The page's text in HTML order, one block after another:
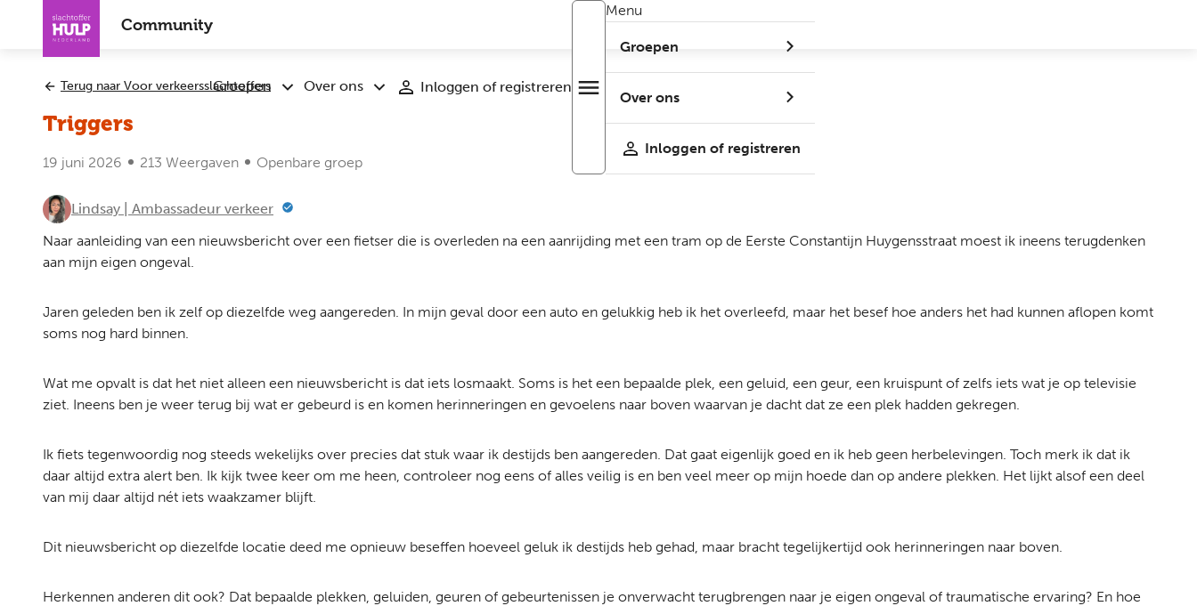
Overslaan
Community
Groepen
Submenu
Over ons
SubmenuInloggen of registreren Open
Menu
Groepen
Groepen
Over ons
Over
Inloggen of registreren
Terug naar Voor verkeersslachtoffers
Triggers
19 juni 2026 213 Weergaven Openbare groep
Lindsay | Ambassadeur verkeer
Naar aanleiding van een nieuwsbericht over een fietser die is overleden na een aanrijding met een tram op de Eerste Constantijn Huygensstraat moest ik ineens terugdenken
aan mijn eigen ongeval.
Jaren geleden ben ik zelf op diezelfde weg aangereden. In mijn geval door een auto en gelukkig heb ik het overleefd, maar het besef hoe anders het had kunnen aflopen komt
soms nog hard binnen.
Wat me opvalt is dat het niet alleen een nieuwsbericht is dat iets losmaakt. Soms is het een bepaalde plek, een geluid, een geur, een kruispunt of zelfs iets wat je op televisie
ziet. Ineens ben je weer terug bij wat er gebeurd is en komen herinneringen en gevoelens naar boven waarvan je dacht dat ze een plek hadden gekregen.
Ik fiets tegenwoordig nog steeds wekelijks over precies dat stuk waar ik destijds ben aangereden. Dat gaat eigenlijk goed en ik heb geen herbelevingen. Toch merk ik dat ik
daar altijd extra alert ben. Ik kijk twee keer om me heen, controleer nog eens of alles veilig is en ben veel meer op mijn hoede dan op andere plekken. Het lijkt alsof een deel
van mij daar altijd nét iets waakzamer blijft.
Dit nieuwsbericht op diezelfde locatie deed me opnieuw beseffen hoeveel geluk ik destijds heb gehad, maar bracht tegelijkertijd ook herinneringen naar boven.
Herkennen anderen dit ook? Dat bepaalde plekken, geluiden, geuren of gebeurtenissen je onverwacht terugbrengen naar je eigen ongeval of traumatische ervaring? En hoe